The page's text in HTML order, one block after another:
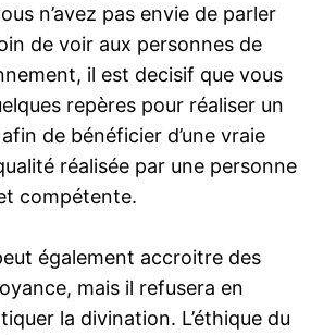
n’avez pas envie de parler
de voir aux personnes de
il est decisif que vous
repères pour réaliser un
de bénéficier d’une vraie
réalisée par une personne
compétente.
également accroitre des
mais il refusera en
la divination. L’éthique du